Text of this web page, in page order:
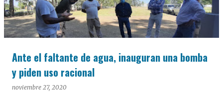
Ante el faltante de agua, inauguran una bomba
y piden uso racional
noviembre 27, 2020